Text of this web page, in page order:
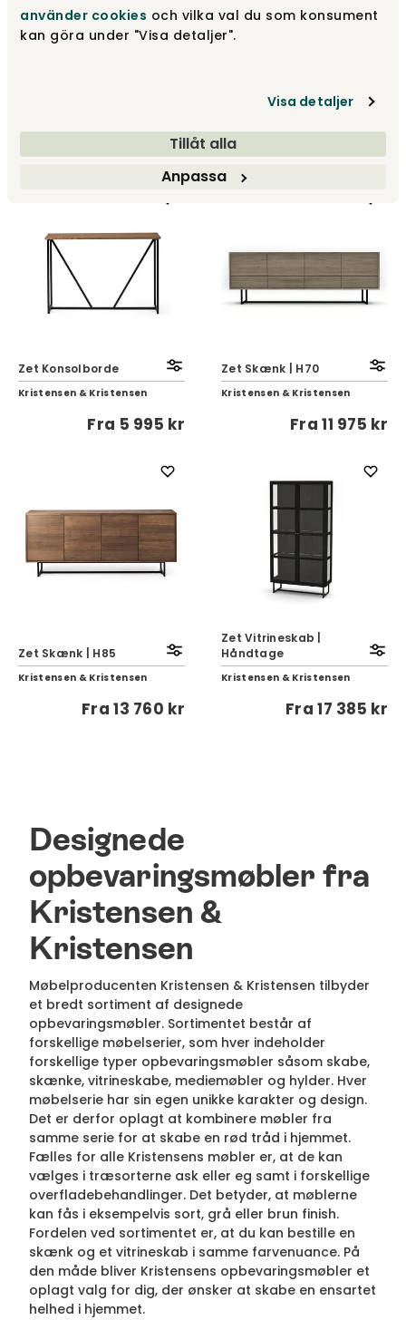
använder cookies och vilka val du som konsument
kan göra under "Visa detaljer".
Visa detaljer
Tillåt alla
Anpassa
Fra12 470 kr Fra6 675 kr
Zet Konsolborde
Kristensen & Kristensen
Fra 5 995 kr
Zet Skænk | H70
Kristensen & Kristensen
Fra11 975 kr
Zet Skænk | H85
Kristensen & Kristensen
Fra13 760 kr
Zet Vitrineskab |
Håndtage
Kristensen & Kristensen
Fra17 385 kr
Designede
opbevaringsmøbler fra
Kristensen &
Kristensen
Møbelproducenten Kristensen & Kristensen tilbyder
et bredt sortiment af designede
opbevaringsmøbler. Sortimentet består af
forskellige møbelserier, som hver indeholder
forskellige typer opbevaringsmøbler såsom skabe,
skænke, vitrineskabe, mediemøbler og hylder. Hver
møbelserie har sin egen unikke karakter og design.
Det er derfor oplagt at kombinere møbler fra
samme serie for at skabe en rød tråd i hjemmet.
Fælles for alle Kristensens møbler er, at de kan
vælges i træsorterne ask eller eg samt i forskellige
overfladebehandlinger. Det betyder, at møblerne
kan fås i eksempelvis sort, grå eller brun finish.
Fordelen ved sortimentet er, at du kan bestille en
skænk og et vitrineskab i samme farvenuance. På
den måde bliver Kristensens opbevaringsmøbler et
oplagt valg for dig, der ønsker at skabe en ensartet
helhed i hjemmet.